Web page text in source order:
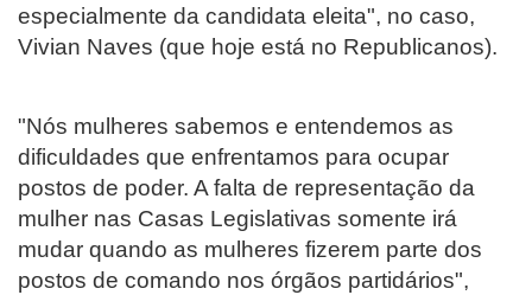
especialmente da candidata eleita", no caso,
Vivian Naves (que hoje está no Republicanos).
"Nós mulheres sabemos e entendemos as
dificuldades que enfrentamos para ocupar
postos de poder. A falta de representação da
mulher nas Casas Legislativas somente irá
mudar quando as mulheres fizerem parte dos
postos de comando nos órgãos partidários",